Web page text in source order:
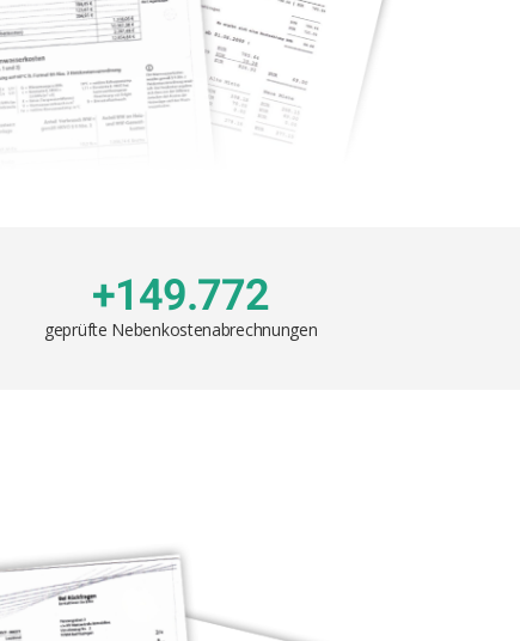
+149.772
geprüfte Nebenkostenabrechnungen